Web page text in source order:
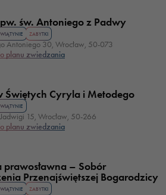
pw. św. Antoniego z Padwy
ZABYTKI
Antoniego 30, Wrocław, 50-073
planu zwiedzania
Świętych Cyryla i Metodego
15, Wrocław, 50-266
planu zwiedzania
prawosławna – Sobór
Przenajświętszej Bogarodzicy
ZABYTKI